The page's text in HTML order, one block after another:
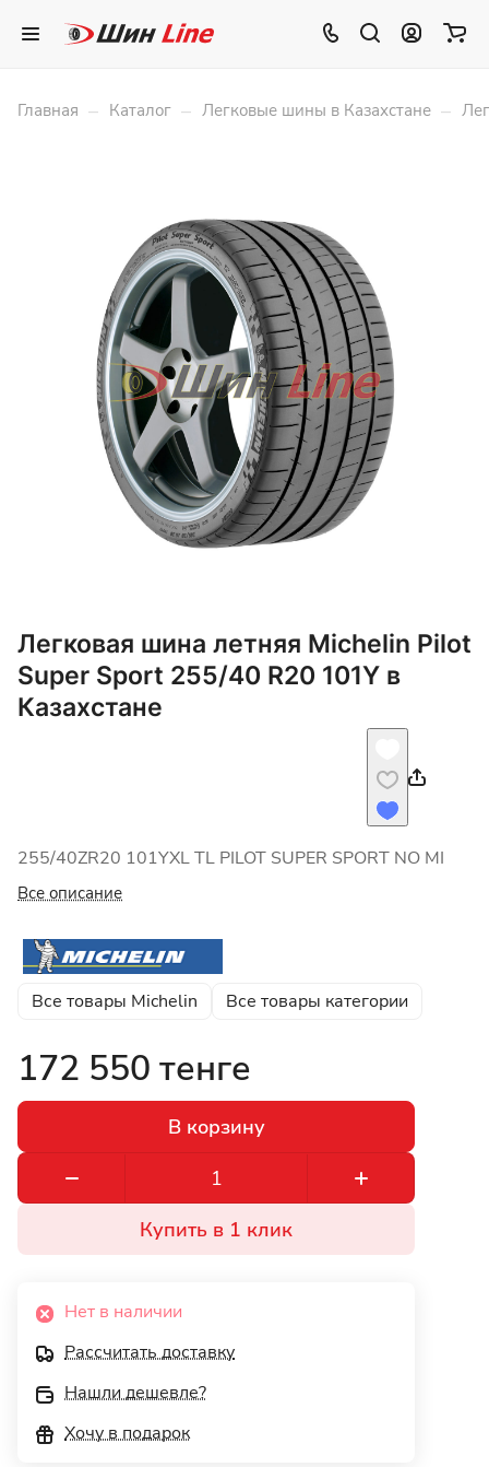
Главная – Каталог – Легковые шины в Казахстане –
Легковая шина летняя Michelin Pilot
Super Sport 255/40 R20 101Y в
Казахстане
255/40ZR20 101YXL TL PILOT SUPER SPORT NO MI
Все описание
Все товары Michelin Все товары категории
172 550 тенге
В корзину
Купить в 1 клик
Нет в наличии
Рассчитать доставку
Нашли дешевле?
Хочу в подарок